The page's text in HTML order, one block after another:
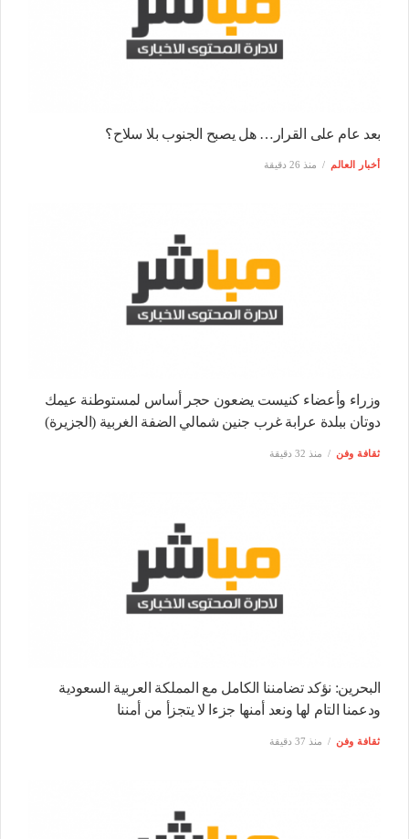
بعد عام على القرار… هل يصبح الجنوب بلا سلاح؟
أخبار العالم منذ 26 دقيقة
وزراء وأعضاء كنيست يضعون حجر أساس لمستوطنة عيمك
دوتان ببلدة عرابة غرب جنين شمالي الضفة الغربية (الجزيرة)
ثقافة وفن منذ 32 دقيقة
البحرين: نؤكد تضامننا الكامل مع المملكة العربية السعودية
ودعمنا التام لها ونعد أمنها جزءا لا يتجزأ من أمننا
ثقافة وفن منذ 37 دقيقة